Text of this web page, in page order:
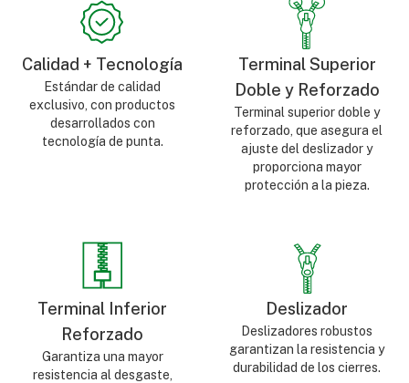
Calidad + Tecnología
Estándar de calidad
exclusivo, con productos
desarrollados con
tecnología de punta.
Terminal Superior
Doble y Reforzado
Terminal superior doble y
reforzado, que asegura el
ajuste del deslizador y
proporciona mayor
protección a la pieza.
Terminal Inferior
Reforzado
Garantiza una mayor
resistencia al desgaste,
Deslizador
Deslizadores robustos
garantizan la resistencia y
durabilidad de los cierres.